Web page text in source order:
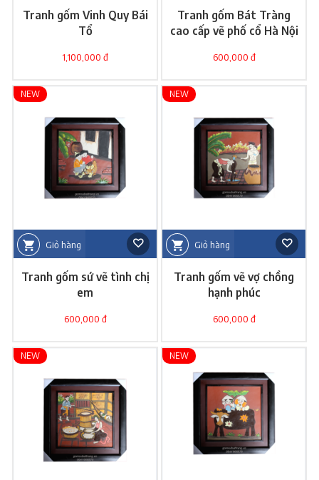
Tranh gốm Vinh Quy Bái
Tổ
1,100,000 đ
Tranh gốm Bát Tràng
cao cấp vẽ phố cổ Hà Nội
600,000 đ
Giỏ hàng
NEW
Tranh gốm sứ vẽ tình chị
em
600,000 đ
Giỏ hàng
NEW
Tranh gốm vẽ vợ chồng
hạnh phúc
600,000 đ
NEW NEW